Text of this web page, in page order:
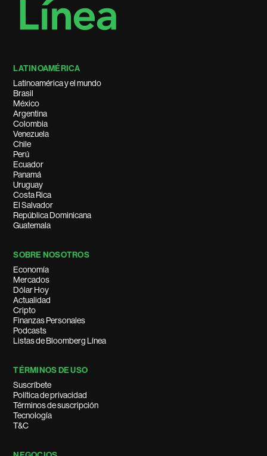
LATINOAMÉRICA
Latinoamérica y el mundo
Brasil
México
Argentina
Colombia
Venezuela
Chile
Perú
Ecuador
Panamá
Uruguay
Costa Rica
El Salvador
República Dominicana
Guatemala
SOBRE NOSOTROS
Economía
Mercados
Dólar Hoy
Actualidad
Cripto
Finanzas Personales
Podcasts
Listas de Bloomberg Línea
TÉRMINOS DE USO
Suscríbete
Política de privacidad
Términos de suscripción
Tecnología
T&C